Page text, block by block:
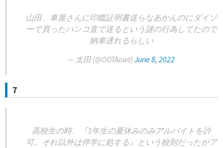
山田、車屋さんに印鑑証明書送らなあかんのにダイソ
ーで買ったハンコ直で送るという謎の行為してたので
納車遅れるらしい
— 太田 (@OOTAowt) June 8, 2022
7
高校生の時、『3年生の夏休みのみアルバイトを許
可。それ以外は停学に処する』という校則だったがア